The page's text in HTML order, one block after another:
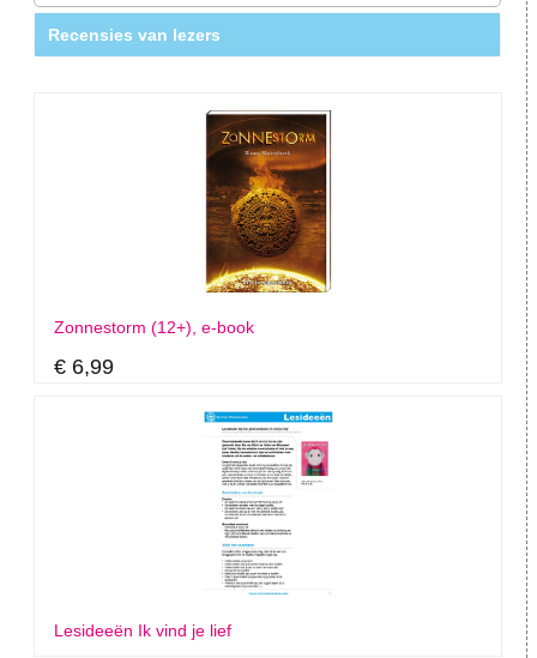
Recensies van lezers
Zonnestorm (12+), e-book
€ 6,99
Lesideeën Ik vind je lief